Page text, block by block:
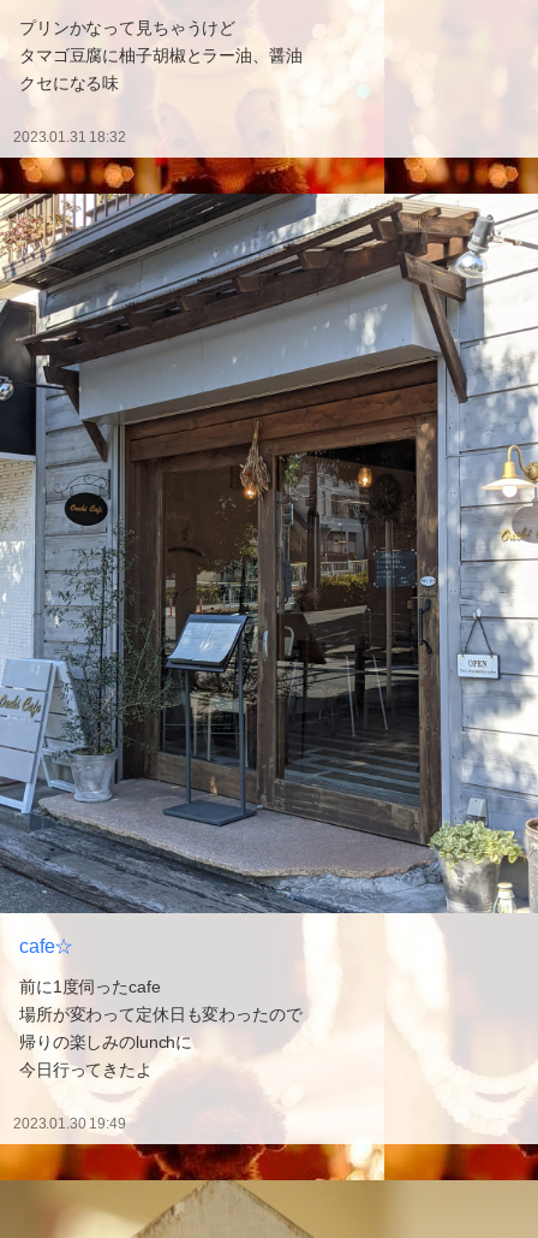
プリンかなって見ちゃうけど
タマゴ豆腐に柚子胡椒とラー油、醤油
クセになる味
2023.01.31 18:32
cafe☆
前に1度伺ったcafe
場所が変わって定休日も変わったので
帰りの楽しみのlunchに
今日行ってきたよ
2023.01.30 19:49